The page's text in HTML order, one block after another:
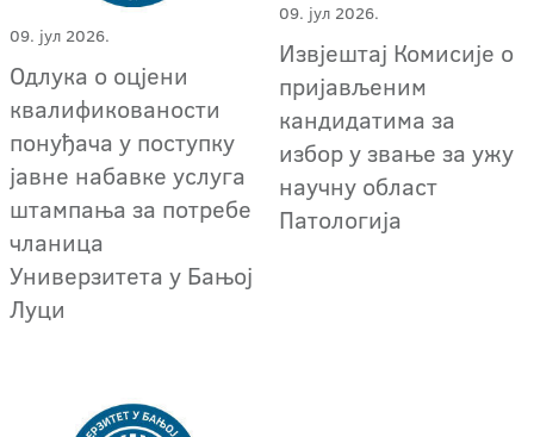
09. јул 2026.
Одлука о оцјени
квалификованости
понуђача у поступку
јавне набавке услуга
штампања за потребе
чланица
Универзитета у Бањој
Луци
09. јул 2026.
Извјештај Комисије о
пријављеним
кандидатима за
избор у звање за ужу
научну област
Патологија